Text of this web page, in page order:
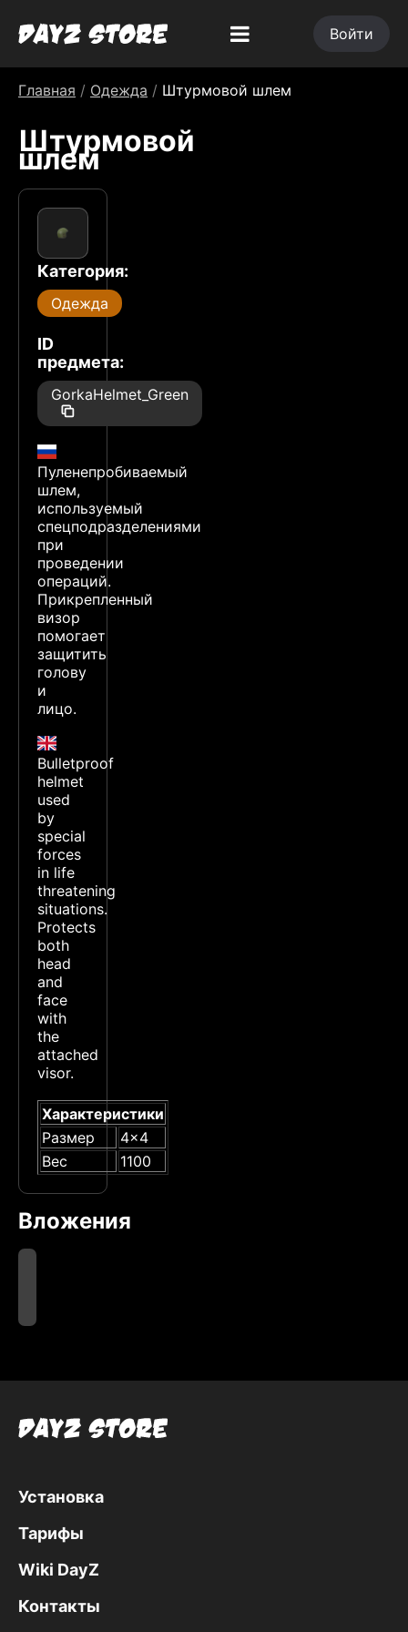
Войти
Главная / Одежда / Штурмовой шлем
Штурмовой
шлем
Категория:
Одежда
ID
предмета:
GorkaHelmet_Green
Пуленепробиваемый
шлем,
используемый
спецподразделениями
при
проведении
операций.
Прикрепленный
визор
помогает
защитить
голову
и
лицо.
Bulletproof
helmet
used
by
special
forces
in life
threatening
situations.
Protects
both
head
and
face
with
the
attached
visor.
Характеристики
Размер
4x4
Вес
1100
Вложения
Установка
Тарифы
Wiki DayZ
Контакты